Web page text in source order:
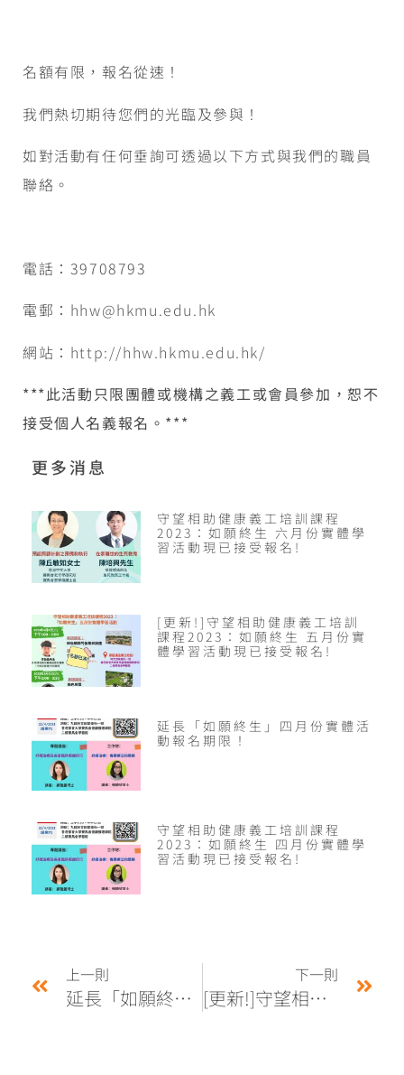
名額有限，報名從速！
我們熱切期待您們的光臨及參與！
如對活動有任何垂詢可透過以下方式與我們的職員
聯絡。
電話：39708793
電郵： hhw@hkmu.edu.hk
網站： http://hhw.hkmu.edu.hk/
***此活動只限團體或機構之義工或會員參加，恕不
接受個人名義報名。 ***
更多消息
守望相助健康義工培訓課程
2023：如願終生 六月份實體學
習活動現已接受報名!
[更新!]守望相助健康義工培訓
課程2023：如願終生 五月份實
體學習活動現已接受報名!
延長「如願終生」四月份實體活
動報名期限！
守望相助健康義工培訓課程
2023：如願終生 四月份實體學
習活動現已接受報名!
上一則
延長「如願終生」四月份實體活動報名期限！
下一則
[更新!]守望相助健康義工培訓課程2023：如願終生 五月份實體學習活動現已接受報名!